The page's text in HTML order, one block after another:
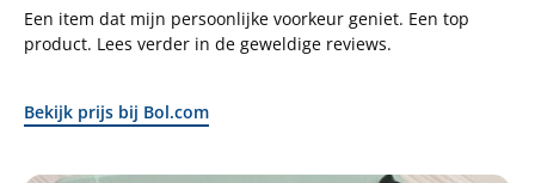
Een item dat mijn persoonlijke voorkeur geniet. Een top
product. Lees verder in de geweldige reviews.
Bekijk prijs bij Bol.com